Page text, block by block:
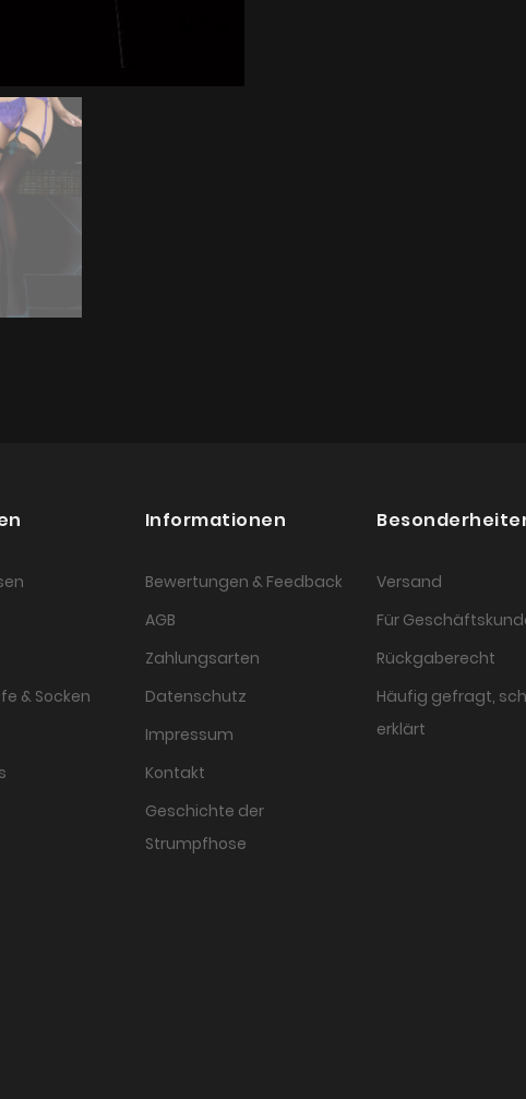
& Socken
Informationen
Bewertungen & Feedback
AGB
Zahlungsarten
Datenschutz
Impressum
Kontakt
Geschichte der
Strumpfhose
Versand
Für
Rückgaberecht
Häufig gefragt,
erklärt